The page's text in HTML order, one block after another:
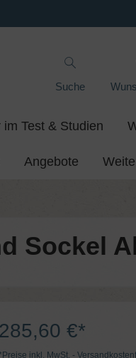
Suche
Test & Studien
Angebote
Sockel
285,60 €*
inkl. MwSt. -